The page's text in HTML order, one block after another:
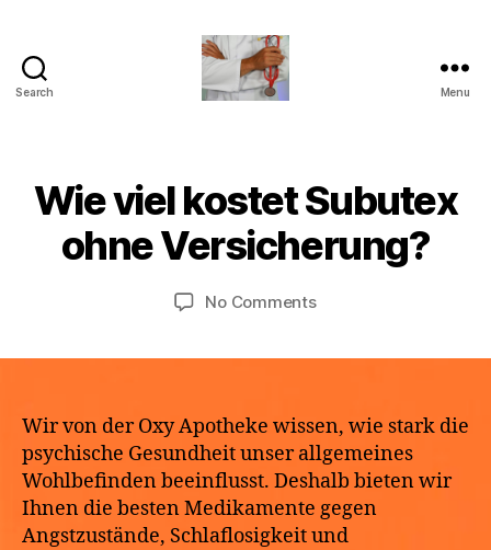
Search Menu
Categories
I
Wie viel kostet Subutex
ohne Versicherung?
y
a
t
M
a
y
2
2
2
No Commentson
ohne
Versicherung?
Wir von der Oxy Apotheke wissen, wie stark die
psychische Gesundheit unser allgemeines
Wohlbefinden beeinflusst. Deshalb bieten wir
Ihnen die besten Medikamente gegen
Angstzustände, Schlaflosigkeit und